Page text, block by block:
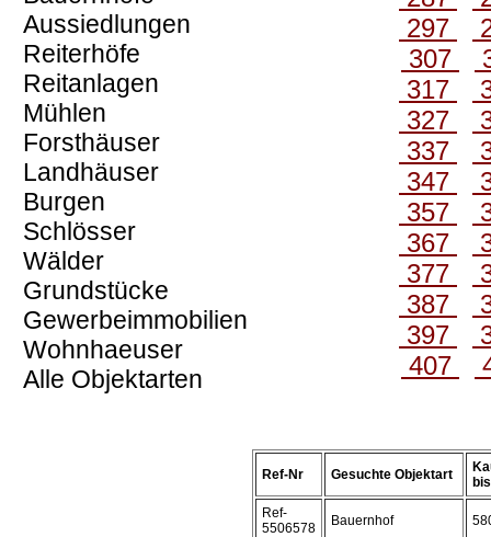
Aussiedlungen
Reiterhöfe
Reitanlagen
Mühlen
Forsthäuser
Landhäuser
Burgen
Schlösser
Wälder
Grundstücke
Gewerbeimmobilien
Wohnhaeuser
Alle Objektarten
297
307
317
327
337
347
357
367
377
387
397
407
Ref-Nr Gesuchte Objektart
Ref-
5506578
Bauernhof